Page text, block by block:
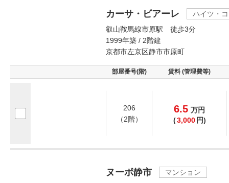
カーサ・ビアーレ
ハイツ・
叡山鞍馬線市原駅 徒歩3分
1999年築 / 2階建
京都市左京区静市市原町
部屋番号(階) 賃料 (管理費等)
206
（2階）
6.5 万円
(3,000 円)
ヌーボ静市
マンション